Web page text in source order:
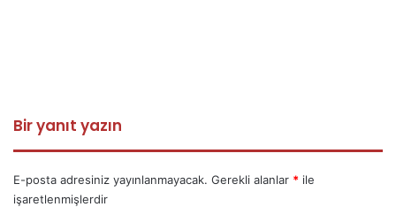
Bir yanıt yazın
E-posta adresiniz yayınlanmayacak. Gerekli alanlar * ile
işaretlenmişlerdir